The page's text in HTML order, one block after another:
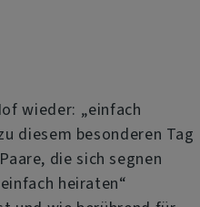
wieder: „einfach
diesem besonderen Tag
die sich segnen
heiraten“